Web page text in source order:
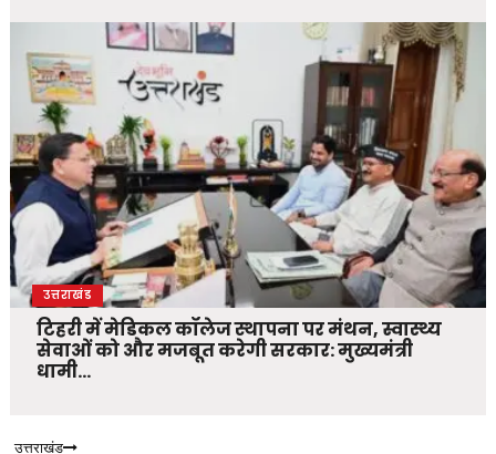
उत्तराखंड
टिहरी में मेडिकल कॉलेज स्थापना पर मंथन, स्वास्थ्य
सेवाओं को और मजबूत करेगी सरकार: मुख्यमंत्री
धामी…
उत्तराखंड